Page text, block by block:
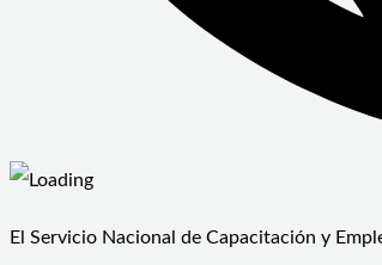
El Servicio Nacional de Capacitación y